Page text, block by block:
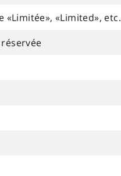
«Limited», etc.